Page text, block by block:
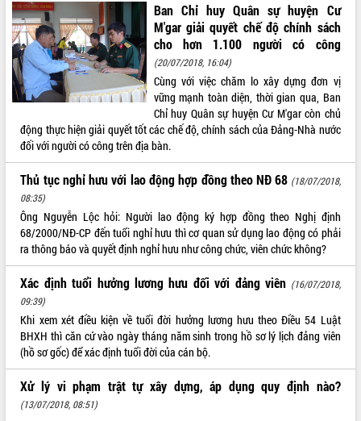
Ban Chỉ huy Quân sự huyện Cư
M'gar giải quyết chế độ chính sách
cho hơn 1.100 người có công
(20/07/2018, 16:04)
Cùng với việc chăm lo xây dựng đơn vị
vững mạnh toàn diện, thời gian qua, Ban
Chỉ huy Quân sự huyện Cư M'gar còn chủ
động thực hiện giải quyết tốt các chế độ, chính sách của Đảng-Nhà nước
đối với người có công trên địa bàn.
Thủ tục nghỉ hưu với lao động hợp đồng theo NĐ 68 (18/07/2018,
08:35)
Ông Nguyễn Lộc hỏi: Người lao động ký hợp đồng theo Nghị định
68/2000/NĐ-CP đến tuổi nghỉ hưu thì cơ quan sử dụng lao động có phải
ra thông báo và quyết định nghỉ hưu như công chức, viên chức không?
Xác định tuổi hưởng lương hưu đối với đảng viên (16/07/2018,
09:39)
Khi xem xét điều kiện về tuổi đời hưởng lương hưu theo Điều 54 Luật
BHXH thì căn cứ vào ngày tháng năm sinh trong hồ sơ lý lịch đảng viên
(hồ sơ gốc) để xác định tuổi đời của cán bộ.
Xử lý vi phạm trật tự xây dựng, áp dụng quy định nào?
(13/07/2018, 08:51)